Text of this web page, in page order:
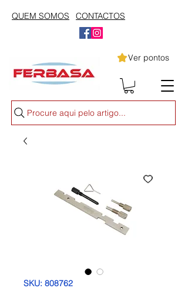
QUEM SOMOS CONTACTOS
Ver pontos
Procure aqui pelo artigo...
SKU: 808762